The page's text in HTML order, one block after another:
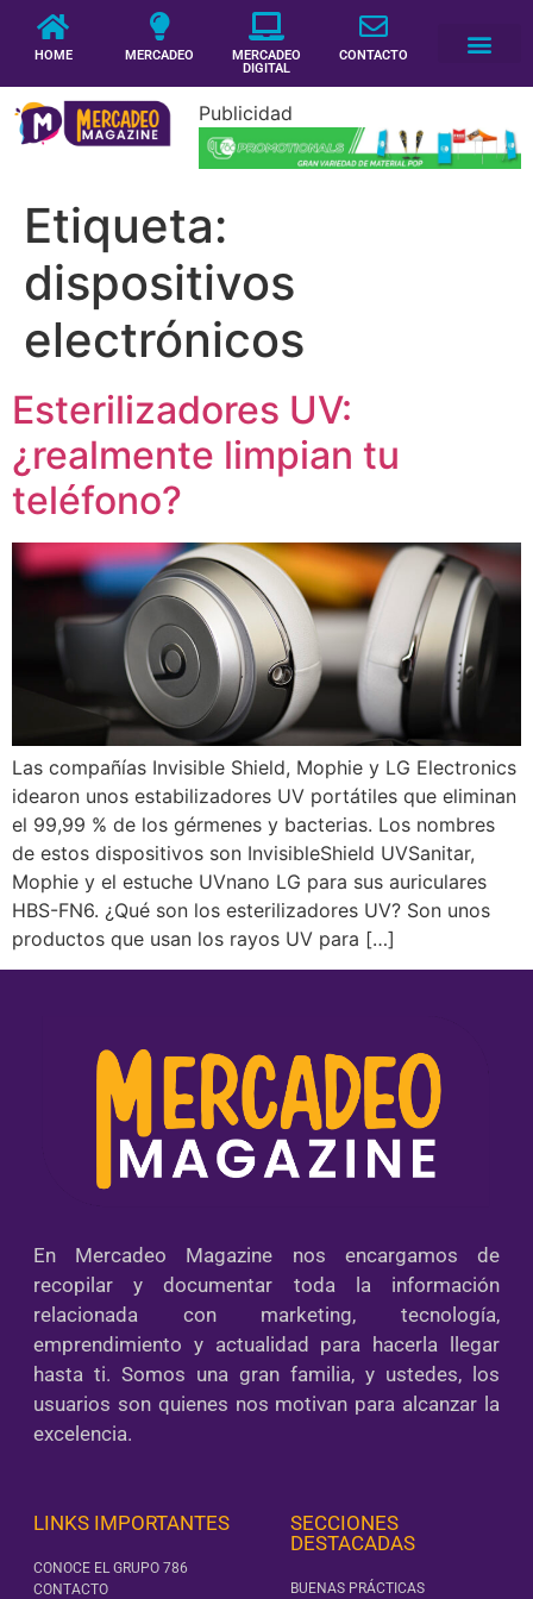
HOME MERCADEO
MERCADEO
DIGITAL
CONTACTO
Publicidad
Etiqueta:
dispositivos
electrónicos
Esterilizadores UV:
¿realmente limpian tu
teléfono?
Las compañías Invisible Shield, Mophie y LG Electronics
idearon unos estabilizadores UV portátiles que eliminan
el 99,99 % de los gérmenes y bacterias. Los nombres
de estos dispositivos son InvisibleShield UVSanitar,
Mophie y el estuche UVnano LG para sus auriculares
HBS-FN6. ¿Qué son los esterilizadores UV? Son unos
productos que usan los rayos UV para […]
En Mercadeo Magazine nos encargamos de
recopilar y documentar toda la información
relacionada con marketing, tecnología,
emprendimiento y actualidad para hacerla llegar
hasta ti. Somos una gran familia, y ustedes, los
usuarios son quienes nos motivan para alcanzar la
excelencia.
LINKS IMPORTANTES
CONOCE EL GRUPO 786
CONTACTO
SECCIONES
DESTACADAS
BUENAS PRÁCTICAS